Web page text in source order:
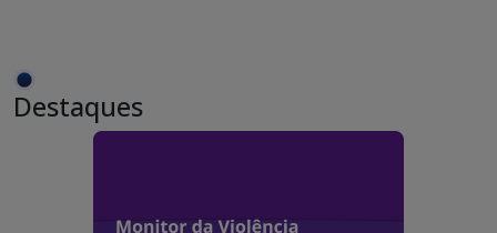
Destaques